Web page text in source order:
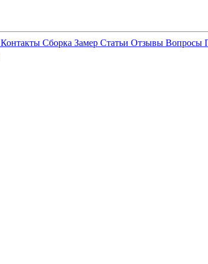
Контакты Сборка Замер Статьи Отзывы Вопросы